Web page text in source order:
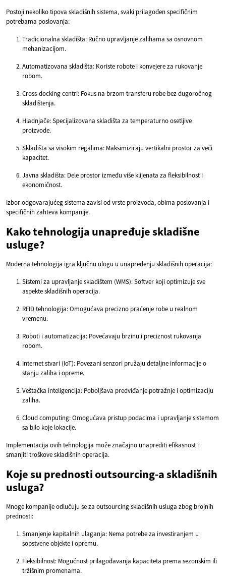
Postoji nekoliko tipova skladišnih sistema, svaki prilagođen specifičnim
potrebama poslovanja:
Tradicionalna skladišta: Ručno upravljanje zalihama sa osnovnom
mehanizacijom.
Automatizovana skladišta: Koriste robote i konvejere za rukovanje
robom.
Cross-docking centri: Fokus na brzom transferu robe bez dugoročnog
skladištenja.
Hladnjače: Specijalizovana skladišta za temperaturno osetljive
proizvode.
Skladišta sa visokim regalima: Maksimiziraju vertikalni prostor za veći
kapacitet.
Javna skladišta: Dele prostor između više klijenata za fleksibilnost i
ekonomičnost.
Izbor odgovarajućeg sistema zavisi od vrste proizvoda, obima poslovanja i
specifičnih zahteva kompanije.
Kako tehnologija unapređuje skladišne
usluge?
Moderna tehnologija igra ključnu ulogu u unapređenju skladišnih operacija:
Sistemi za upravljanje skladištem (WMS): Softver koji optimizuje sve
aspekte skladišnih operacija.
RFID tehnologija: Omogućava precizno praćenje robe u realnom
vremenu.
Roboti i automatizacija: Povećavaju brzinu i preciznost rukovanja
robom.
Internet stvari (IoT): Povezani senzori pružaju detaljne informacije o
stanju zaliha i opreme.
Veštačka inteligencija: Poboljšava predviđanje potražnje i optimizaciju
zaliha.
Cloud computing: Omogućava pristup podacima i upravljanje sistemom
sa bilo koje lokacije.
Implementacija ovih tehnologija može značajno unaprediti efikasnost i
smanjiti troškove skladišnih operacija.
Koje su prednosti outsourcing-a skladišnih
usluga?
Mnoge kompanije odlučuju se za outsourcing skladišnih usluga zbog brojnih
prednosti:
Smanjenje kapitalnih ulaganja: Nema potrebe za investiranjem u
sopstvene objekte i opremu.
Fleksibilnost: Mogućnost prilagođavanja kapaciteta prema sezonskim ili
tržišnim promenama.